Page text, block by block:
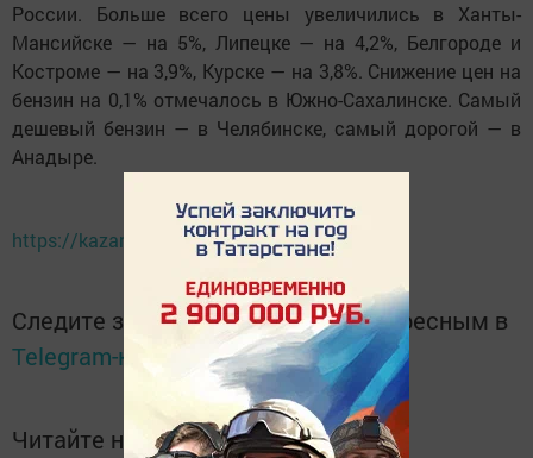
России. Больше всего цены увеличились в Ханты-
Мансийске — на 5%, Липецке — на 4,2%, Белгороде и
Костроме — на 3,9%, Курске — на 3,8%. Снижение цен на
бензин на 0,1% отмечалось в Южно-Сахалинске. Самый
дешевый бензин — в Челябинске, самый дорогой — в
Анадыре.
https://kazanfirst.ru/news/465912
Следите за самым важным и интересным в
Telegram-канале
Татмедиа
Читайте новости Татарстана в